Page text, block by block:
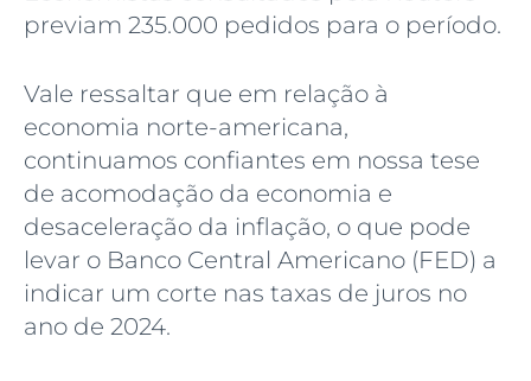
previam 235.000 pedidos para o período.
Vale ressaltar que em relação à
economia norte-americana,
continuamos confiantes em nossa tese
de acomodação da economia e
desaceleração da inflação, o que pode
levar o Banco Central Americano (FED) a
indicar um corte nas taxas de juros no
ano de 2024.